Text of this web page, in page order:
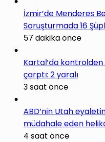
İzmir’de Menderes
Soruşturmada 16
57 dakika önce
Kartal’da
çarptı: 2 yaralı
3 saat önce
ABD’nin Utah
müdahale eden
4 saat önce